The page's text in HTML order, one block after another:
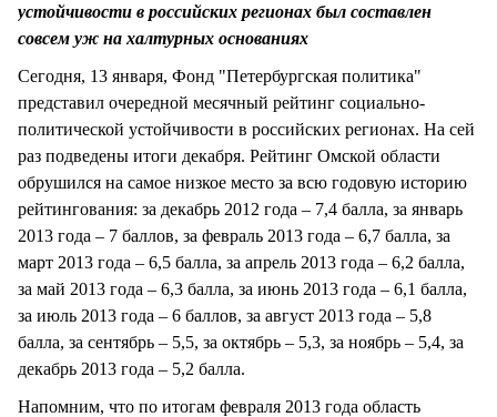
устойчивости в российских регионах был составлен
совсем уж на халтурных основаниях
Сегодня, 13 января, Фонд "Петербургская политика"
представил очередной месячный рейтинг социально-
политической устойчивости в российских регионах. На сей
раз подведены итоги декабря. Рейтинг Омской области
обрушился на самое низкое место за всю годовую историю
рейтингования: за декабрь 2012 года – 7,4 балла, за январь
2013 года – 7 баллов, за февраль 2013 года – 6,7 балла, за
март 2013 года – 6,5 балла, за апрель 2013 года – 6,2 балла,
за май 2013 года – 6,3 балла, за июнь 2013 года – 6,1 балла,
за июль 2013 года – 6 баллов, за август 2013 года – 5,8
балла, за сентябрь – 5,5, за октябрь – 5,3, за ноябрь – 5,4, за
декабрь 2013 года – 5,2 балла.
Напомним, что по итогам февраля 2013 года область